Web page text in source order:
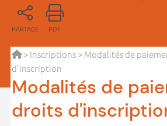
PARTAGE PDF
> Inscriptions> Modalités de
d'inscription
Modalités de
droits